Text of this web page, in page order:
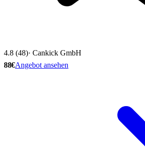
4.8 (48)· Cankick GmbH
88€Angebot ansehen